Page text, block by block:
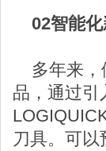
02智能
多年来，
品，通过引
刀具。可